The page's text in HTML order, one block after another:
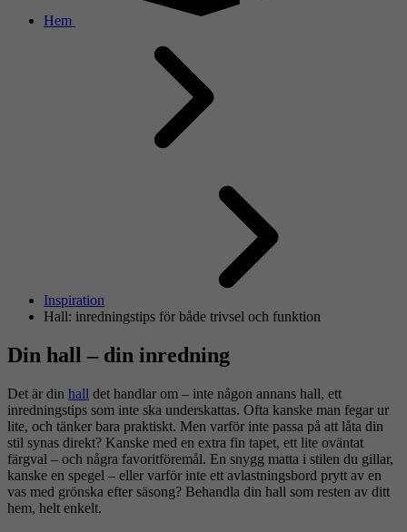
Hem
Inspiration
Hall: inredningstips för både trivsel och funktion
Din hall – din inredning
Det är din hall det handlar om – inte någon annans hall, ett
inredningstips som inte ska underskattas. Ofta kanske man fegar ur
lite, och tänker bara praktiskt. Men varför inte passa på att låta din
stil synas direkt? Kanske med en extra fin tapet, ett lite oväntat
färgval – och några favoritföremål. En snygg matta i stilen du gillar,
kanske en spegel – eller varför inte ett avlastningsbord prytt av en
vas med grönska efter säsong? Behandla din hall som resten av ditt
hem, helt enkelt.